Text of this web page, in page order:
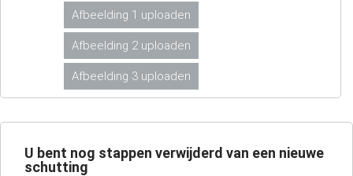
Afbeelding 1 uploaden
Afbeelding 2 uploaden
Afbeelding 3 uploaden
U bent nog stappen verwijderd van een nieuwe
schutting